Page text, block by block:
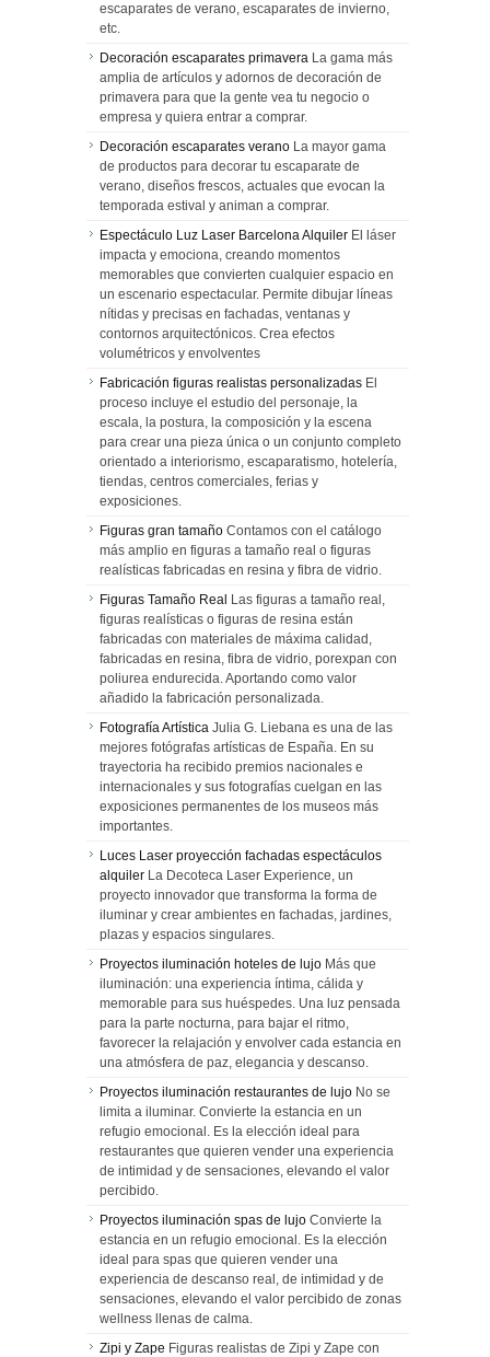
escaparates de verano, escaparates de invierno,
etc.
Decoración escaparates primavera La gama más
amplia de artículos y adornos de decoración de
primavera para que la gente vea tu negocio o
empresa y quiera entrar a comprar.
Decoración escaparates verano La mayor gama
de productos para decorar tu escaparate de
verano, diseños frescos, actuales que evocan la
temporada estival y animan a comprar.
Espectáculo Luz Laser Barcelona Alquiler El láser
impacta y emociona, creando momentos
memorables que convierten cualquier espacio en
un escenario espectacular. Permite dibujar líneas
nítidas y precisas en fachadas, ventanas y
contornos arquitectónicos. Crea efectos
volumétricos y envolventes
Fabricación figuras realistas personalizadas El
proceso incluye el estudio del personaje, la
escala, la postura, la composición y la escena
para crear una pieza única o un conjunto completo
orientado a interiorismo, escaparatismo, hotelería,
tiendas, centros comerciales, ferias y
exposiciones.
Figuras gran tamaño Contamos con el catálogo
más amplio en figuras a tamaño real o figuras
realísticas fabricadas en resina y fibra de vidrio.
Figuras Tamaño Real Las figuras a tamaño real,
figuras realísticas o figuras de resina están
fabricadas con materiales de máxima calidad,
fabricadas en resina, fibra de vidrio, porexpan con
poliurea endurecida. Aportando como valor
añadido la fabricación personalizada.
Fotografía Artística Julia G. Liebana es una de las
mejores fotógrafas artísticas de España. En su
trayectoria ha recibido premios nacionales e
internacionales y sus fotografías cuelgan en las
exposiciones permanentes de los museos más
importantes.
Luces Laser proyección fachadas espectáculos
alquiler La Decoteca Laser Experience, un
proyecto innovador que transforma la forma de
iluminar y crear ambientes en fachadas, jardines,
plazas y espacios singulares.
Proyectos iluminación hoteles de lujo Más que
iluminación: una experiencia íntima, cálida y
memorable para sus huéspedes. Una luz pensada
para la parte nocturna, para bajar el ritmo,
favorecer la relajación y envolver cada estancia en
una atmósfera de paz, elegancia y descanso.
Proyectos iluminación restaurantes de lujo No se
limita a iluminar. Convierte la estancia en un
refugio emocional. Es la elección ideal para
restaurantes que quieren vender una experiencia
de intimidad y de sensaciones, elevando el valor
percibido.
Proyectos iluminación spas de lujo Convierte la
estancia en un refugio emocional. Es la elección
ideal para spas que quieren vender una
experiencia de descanso real, de intimidad y de
sensaciones, elevando el valor percibido de zonas
wellness llenas de calma.
Zipi y Zape Figuras realistas de Zipi y Zape con